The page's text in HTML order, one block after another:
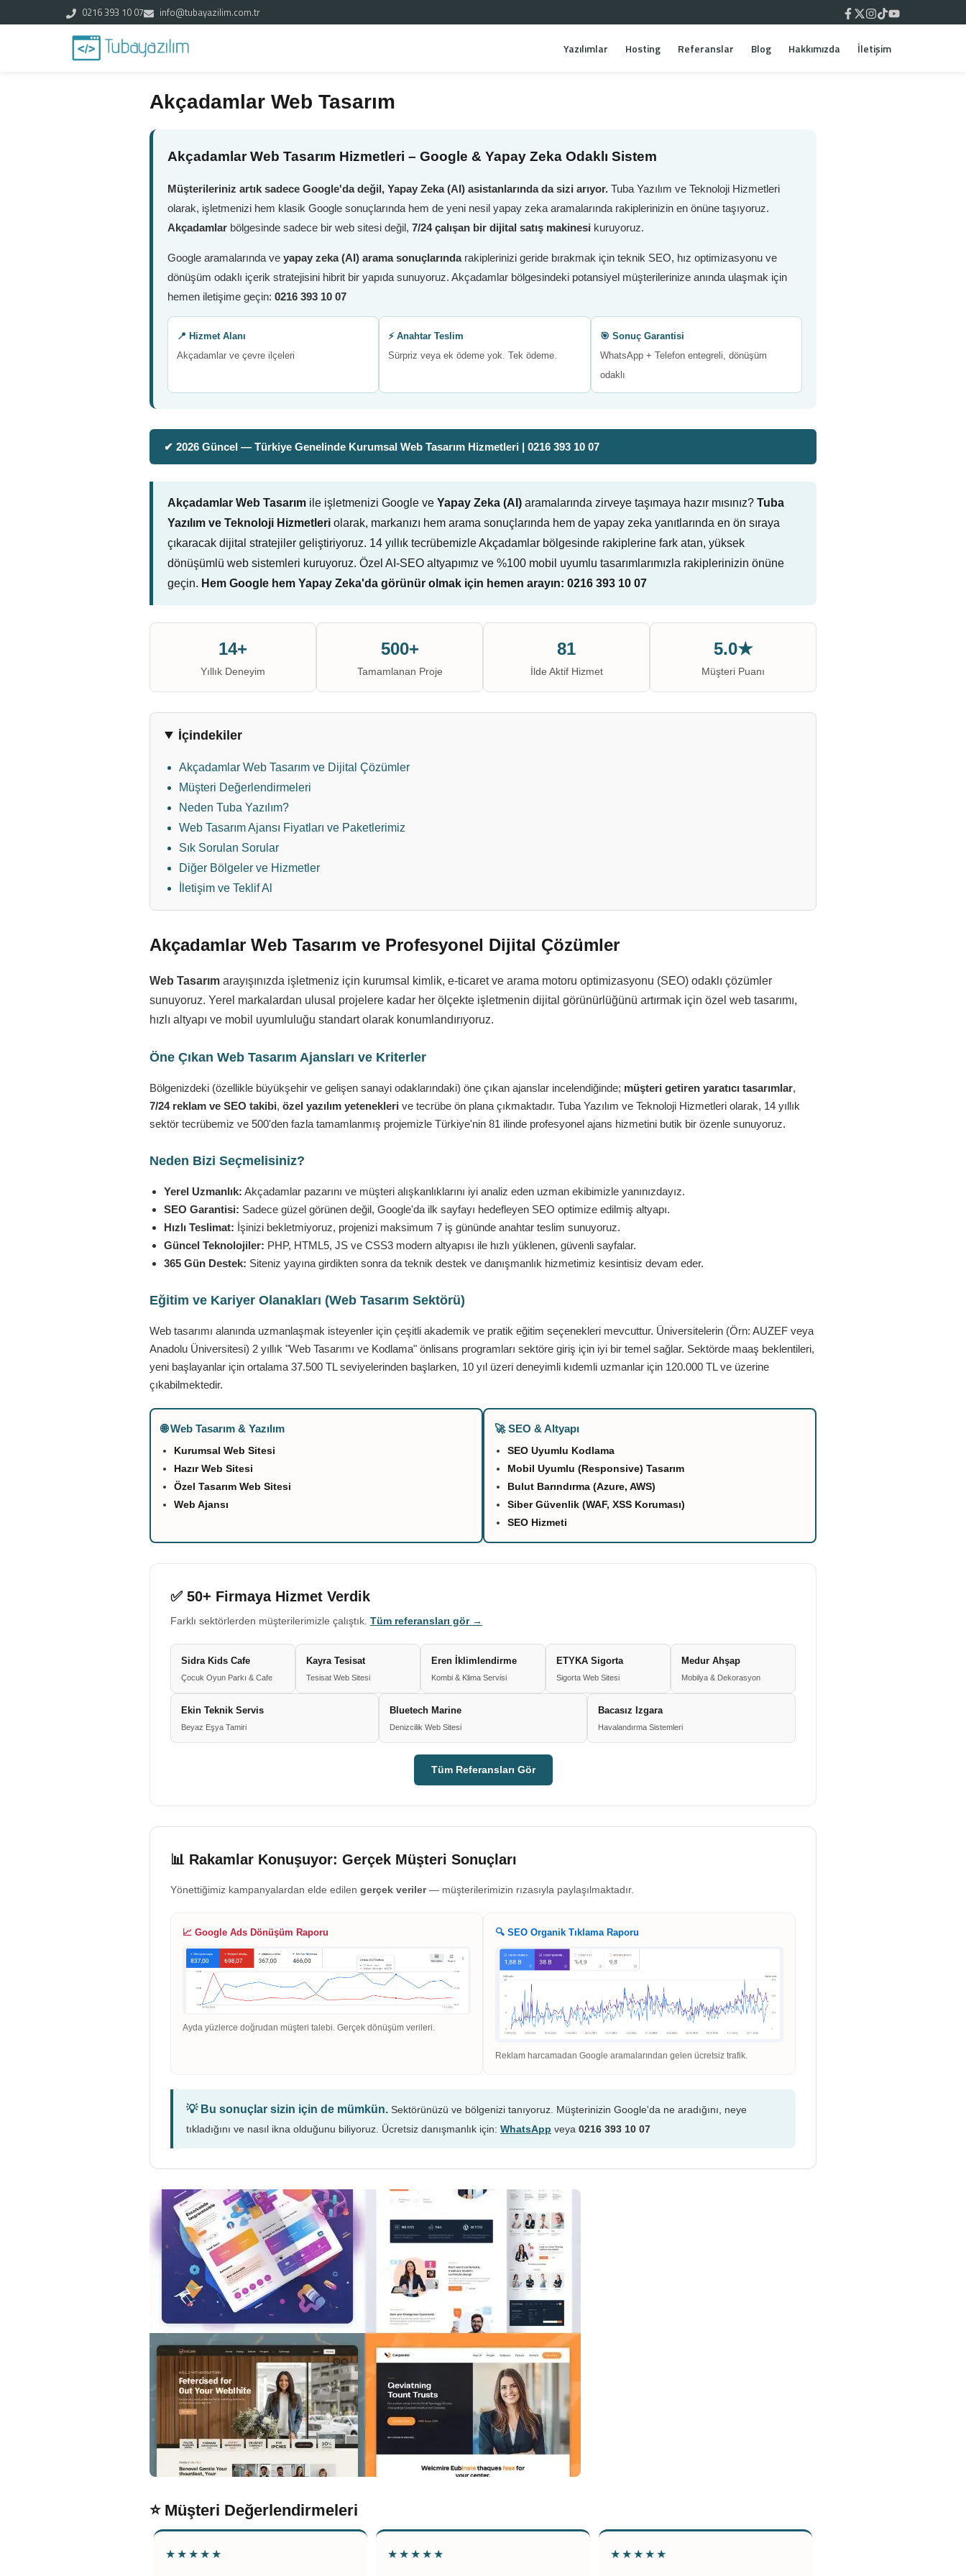
0216 393 10 07 info@tubayazilim.com.tr
Yazılımlar Hosting Referanslar Blog Hakkımızda İletişim
Akçadamlar Web Tasarım
Akçadamlar Web Tasarım Hizmetleri – Google & Yapay Zeka Odaklı Sistem
Müşterileriniz artık sadece Google'da değil, Yapay Zeka (AI) asistanlarında da sizi arıyor. Tuba Yazılım ve Teknoloji Hizmetleri
olarak, işletmenizi hem klasik Google sonuçlarında hem de yeni nesil yapay zeka aramalarında rakiplerinizin en önüne taşıyoruz.
Akçadamlar bölgesinde sadece bir web sitesi değil, 7/24 çalışan bir dijital satış makinesi kuruyoruz.
Google aramalarında ve yapay zeka (AI) arama sonuçlarındarakiplerinizi geride bırakmak için teknik SEO, hız optimizasyonu ve
dönüşüm odaklı içerik stratejisini hibrit bir yapıda sunuyoruz. Akçadamlar bölgesindeki potansiyel müşterilerinize anında ulaşmak için
hemen iletişime geçin: 0216 393 10 07
📍 Hizmet Alanı
Akçadamlar ve çevre ilçeleri
⚡ Anahtar Teslim
Sürpriz veya ek ödeme yok. Tek ödeme.
🎯 Sonuç Garantisi
WhatsApp + Telefon entegreli, dönüşüm
odaklı
✔ 2026 Güncel — Türkiye Genelinde Kurumsal Web Tasarım Hizmetleri | 0216 393 10 07
Akçadamlar Web Tasarım ile işletmenizi Google ve Yapay Zeka (AI) aramalarında zirveye taşımaya hazır mısınız? Tuba
Yazılım ve Teknoloji Hizmetleri olarak, markanızı hem arama sonuçlarında hem de yapay zeka yanıtlarında en ön sıraya
çıkaracak dijital stratejiler geliştiriyoruz. 14 yıllık tecrübemizle Akçadamlar bölgesinde rakiplerine fark atan, yüksek
dönüşümlü web sistemleri kuruyoruz. Özel AI-SEO altyapımız ve %100 mobil uyumlu tasarımlarımızla rakiplerinizin önüne
geçin. Hem Google hem Yapay Zeka'da görünür olmak için hemen arayın: 0216 393 10 07
14+
Yıllık Deneyim
500+
Tamamlanan Proje
81
İlde Aktif Hizmet
5.0★
Müşteri Puanı
İçindekiler
Akçadamlar Web Tasarım ve Dijital Çözümler
Müşteri Değerlendirmeleri
Neden Tuba Yazılım?
Web Tasarım Ajansı Fiyatları ve Paketlerimiz
Sık Sorulan Sorular
Diğer Bölgeler ve Hizmetler
İletişim ve Teklif Al
Akçadamlar Web Tasarım ve Profesyonel Dijital Çözümler
Web Tasarım arayışınızda işletmeniz için kurumsal kimlik, e-ticaret ve arama motoru optimizasyonu (SEO) odaklı çözümler
sunuyoruz. Yerel markalardan ulusal projelere kadar her ölçekte işletmenin dijital görünürlüğünü artırmak için özel web tasarımı,
hızlı altyapı ve mobil uyumluluğu standart olarak konumlandırıyoruz.
Öne Çıkan Web Tasarım Ajansları ve Kriterler
Bölgenizdeki (özellikle büyükşehir ve gelişen sanayi odaklarındaki) öne çıkan ajanslar incelendiğinde; müşteri getiren yaratıcı tasarımlar,
7/24 reklam ve SEO takibi, özel yazılım yetenekleri ve tecrübe ön plana çıkmaktadır. Tuba Yazılım ve Teknoloji Hizmetleri olarak, 14 yıllık
sektör tecrübemiz ve 500'den fazla tamamlanmış projemizle Türkiye'nin 81 ilinde profesyonel ajans hizmetini butik bir özenle sunuyoruz.
Neden Bizi Seçmelisiniz?
Yerel Uzmanlık: Akçadamlar pazarını ve müşteri alışkanlıklarını iyi analiz eden uzman ekibimizle yanınızdayız.
SEO Garantisi: Sadece güzel görünen değil, Google'da ilk sayfayı hedefleyen SEO optimize edilmiş altyapı.
Hızlı Teslimat: İşinizi bekletmiyoruz, projenizi maksimum 7 iş gününde anahtar teslim sunuyoruz.
Güncel Teknolojiler: PHP, HTML5, JS ve CSS3 modern altyapısı ile hızlı yüklenen, güvenli sayfalar.
365 Gün Destek: Siteniz yayına girdikten sonra da teknik destek ve danışmanlık hizmetimiz kesintisiz devam eder.
Eğitim ve Kariyer Olanakları (Web Tasarım Sektörü)
Web tasarımı alanında uzmanlaşmak isteyenler için çeşitli akademik ve pratik eğitim seçenekleri mevcuttur. Üniversitelerin (Örn: AUZEF veya
Anadolu Üniversitesi) 2 yıllık "Web Tasarımı ve Kodlama" önlisans programları sektöre giriş için iyi bir temel sağlar. Sektörde maaş beklentileri,
yeni başlayanlar için ortalama 37.500 TL seviyelerinden başlarken, 10 yıl üzeri deneyimli kıdemli uzmanlar için 120.000 TL ve üzerine
çıkabilmektedir.
🌐 Web Tasarım & Yazılım
Kurumsal Web Sitesi
Hazır Web Sitesi
Özel Tasarım Web Sitesi
Web Ajansı
🚀 SEO & Altyapı
SEO Uyumlu Kodlama
Mobil Uyumlu (Responsive) Tasarım
Bulut Barındırma (Azure, AWS)
Siber Güvenlik (WAF, XSS Koruması)
SEO Hizmeti
✅ 50+ Firmaya Hizmet Verdik
Farklı sektörlerden müşterilerimizle çalıştık. Tüm referansları gör →
Sidra Kids Cafe
Çocuk Oyun Parkı & Cafe
Kayra Tesisat
Tesisat Web Sitesi
Eren İklimlendirme
Kombi & Klima Servisi
ETYKA Sigorta
Sigorta Web Sitesi
Medur Ahşap
Mobilya & Dekorasyon
Ekin Teknik Servis
Beyaz Eşya Tamiri
Bluetech Marine
Denizcilik Web Sitesi
Bacasız Izgara
Havalandırma Sistemleri
Tüm Referansları Gör
📊 Rakamlar Konuşuyor: Gerçek Müşteri Sonuçları
Yönettiğimiz kampanyalardan elde edilen gerçek veriler— müşterilerimizin rızasıyla paylaşılmaktadır.
📈 Google Ads Dönüşüm Raporu
Ayda yüzlerce doğrudan müşteri talebi. Gerçek dönüşüm verileri.
🔍 SEO Organik Tıklama Raporu
Reklam harcamadan Google aramalarından gelen ücretsiz trafik.
💡 Bu sonuçlar sizin için de mümkün. Sektörünüzü ve bölgenizi tanıyoruz. Müşterinizin Google'da ne aradığını, neye
tıkladığını ve nasıl ikna olduğunu biliyoruz. Ücretsiz danışmanlık için: WhatsApp veya 0216 393 10 07
⭐ Müşteri Değerlendirmeleri
★★★★★ ★★★★★ ★★★★★